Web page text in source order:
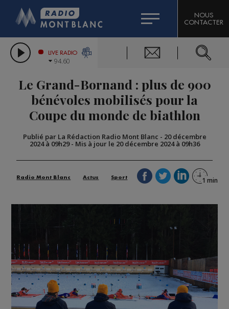
LES CHRONIQUES DE L'EXPERT
CITIZEN MACHINERY
GRAND MASSIF DOMAINES SKIABLES
BIGARD
COMPAGNIE DU MONT-BLANC
NOUS
CONTACTER
LIVE RADIO
94.60
Le Grand-Bornand : plus de 900
bénévoles mobilisés pour la
Coupe du monde de biathlon
Publié par La Rédaction Radio Mont Blanc - 20 décembre
2024 à 09h29- Mis à jour le 20 décembre 2024 à 09h36
Radio Mont Blanc Actus Sport